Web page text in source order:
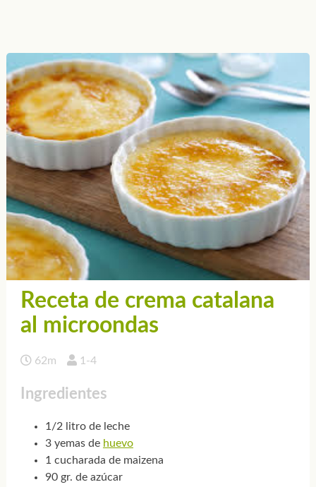
Receta de crema catalana
al microondas
62m 1-4
Ingredientes
1/2 litro de leche
3 yemas de huevo
1 cucharada de maizena
90 gr. de azúcar